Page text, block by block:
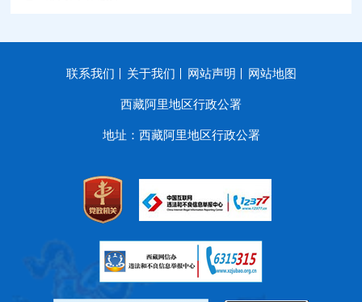
联系我们 关于我们 网站声明 网站地图
西藏阿里地区行政公署
地址：西藏阿里地区行政公署